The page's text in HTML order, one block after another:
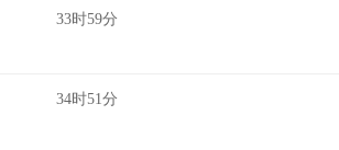
33时59分
34时51分